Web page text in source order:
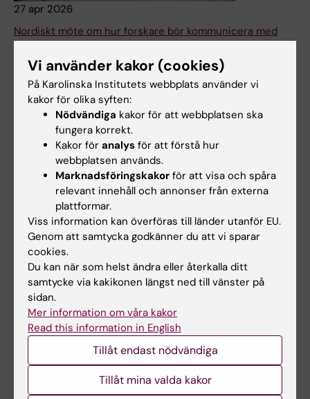
27 apr 2026
Nordiskt möte om hur forskare bör kommunicera med
Vad har en kulturan­tropolog och en zoonotisk virolog
gemensamt? Deltagarna vid det två dagar långa mötet
inom Nordic Universities Health Crises Network, som
nyligen genomfördes på KI, förenades av att de arbetar i
skärningspunkten mellan forskning och policy med fokus
på kriser. Under mötet diskuterades hur universitet kan
kommunicera för att behålla sin relevans i krissituationer
och samtidigt stärka sitt samhällsengagemang – för att
bättre kunna stödja resten av samhället i kristider.
Nyheter
15 okt 2025
Vi använder kakor (cookies)
På Karolinska Institutets webbplats använder vi
kakor för olika syften:
Nödvändiga kakor för att webbplatsen ska
fungera korrekt.
Kakor för analys för att förstå hur
webbplatsen används.
Marknadsföringskakor för att visa och spåra
relevant innehåll och annonser från externa
plattformar.
Viss information kan överföras till länder utanför EU.
Genom att samtycka godkänner du att vi sparar
cookies.
Du kan när som helst ändra eller återkalla ditt
samtycke via kakikonen längst ned till vänster på
sidan.
Mer information om våra kakor
Read this information in English
Tillåt endast nödvändiga
Tillåt mina valda kakor